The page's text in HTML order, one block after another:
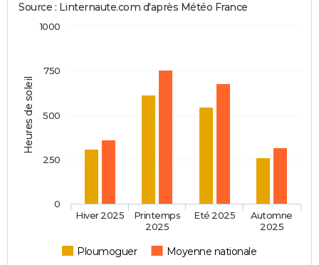
Heures de soleil
Source : Linternaute.com d'après Météo France
Ploumoguer Moyenne nationale
Hiver 2025
Printemps
2025
Eté 2025
Automne
2025
0
250
500
750
1000